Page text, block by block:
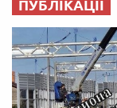
ПУБЛІКАЦІЇ